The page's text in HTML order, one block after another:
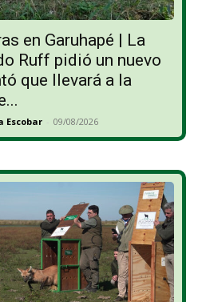
en Garuhapé | La
Ruff pidió un nuevo
que llevará a la
Escobar - 09/08/2026